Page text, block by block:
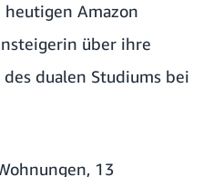
Amazon
über ihre
dualen Studiums bei
13